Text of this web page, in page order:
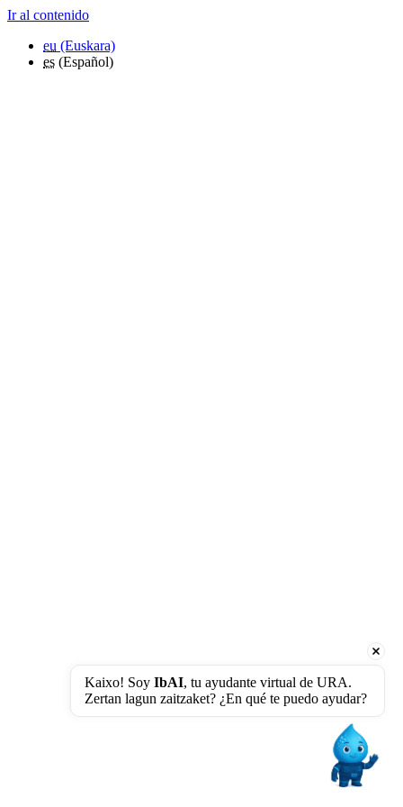
Ir al contenido
eu (Euskara)
es (Español)
Kaixo! Soy IbAI, tu ayudante virtual de URA.
Zertan lagun zaitzaket? ¿En qué te puedo ayudar?